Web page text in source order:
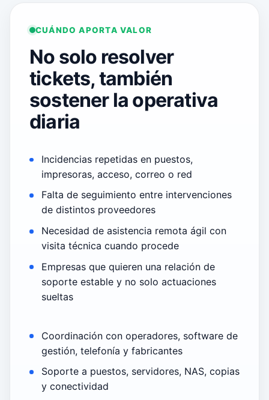
CUÁNDO APORTA VALOR
No solo resolver
tickets, también
sostener la operativa
diaria
Incidencias repetidas en puestos,
impresoras, acceso, correo o red
Falta de seguimiento entre intervenciones
de distintos proveedores
Necesidad de asistencia remota ágil con
visita técnica cuando procede
Empresas que quieren una relación de
soporte estable y no solo actuaciones
sueltas
Coordinación con operadores, software de
gestión, telefonía y fabricantes
Soporte a puestos, servidores, NAS, copias
y conectividad